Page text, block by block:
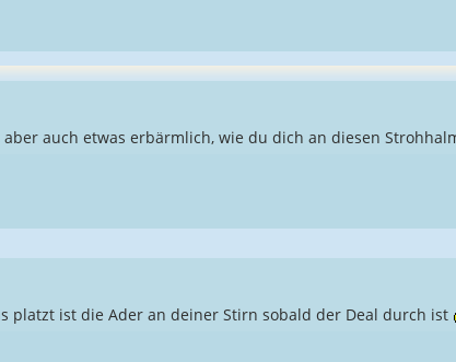
auch etwas erbärmlich, wie du dich an diesen
platzt ist die Ader an deiner Stirn sobald der Deal durch ist